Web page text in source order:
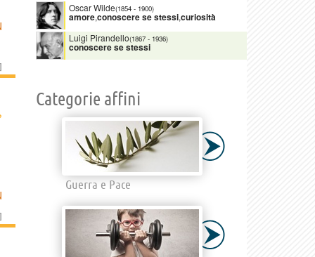
]
]
Oscar Wilde(1854 - 1900)
amore,conoscere se stessi,curiosità
Luigi Pirandello(1867 - 1936)
conoscere se stessi
Categorie affini
Guerra e Pace